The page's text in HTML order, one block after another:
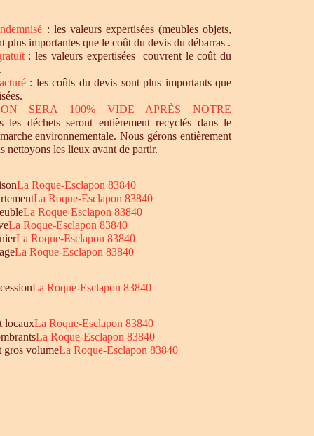
: les valeurs expertisées (meubles objets,
plus importantes que le coût du devis du débarras .
: les valeurs expertisées couvrent le coût du
: les coûts du devis sont plus importants que
SERA 100% VIDE APRÈS NOTRE
les déchets seront entièrement recyclés dans le
environnementale. Nous gérons entièrement
nettoyons les lieux avant de partir.
La Roque-Esclapon 83840
La Roque-Esclapon 83840
La Roque-Esclapon 83840
La Roque-Esclapon 83840
La Roque-Esclapon 83840
La Roque-Esclapon 83840
La Roque-Esclapon 83840
locauxLa Roque-Esclapon 83840
La Roque-Esclapon 83840
gros volumeLa Roque-Esclapon 83840